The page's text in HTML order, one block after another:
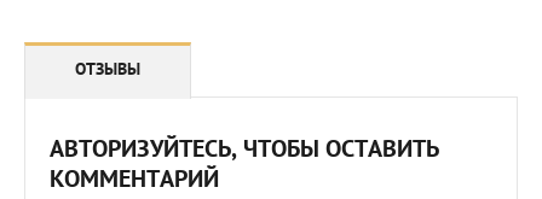
ОТЗЫВЫ
АВТОРИЗУЙТЕСЬ, ЧТОБЫ ОСТАВИТЬ
КОММЕНТАРИЙ